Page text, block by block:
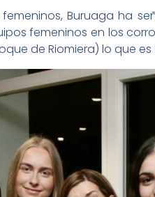
Buruaga ha
femeninos en los
de Riomiera) lo que